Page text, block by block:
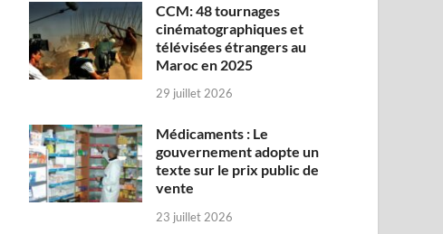
CCM: 48 tournages
cinématographiques et
télévisées étrangers au
Maroc en 2025
29 juillet 2026
Médicaments : Le
gouvernement adopte un
texte sur le prix public de
vente
23 juillet 2026